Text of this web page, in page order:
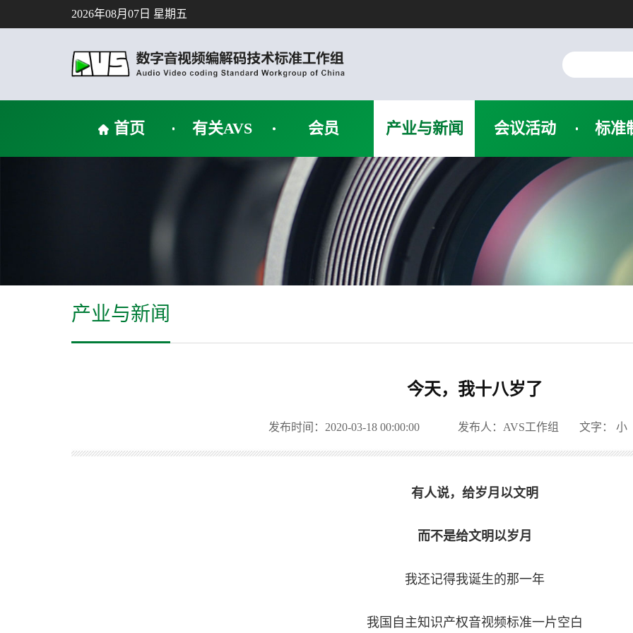
2026年08月07日 星期五
首页 有关AVS 会员 产业与新闻 会议活动 标准
产业与新闻
今天，我十八岁了
发布时间：2020-03-18 00:00:00 发布人：AVS工作组 文字： 小
有人说，给岁月以文明
而不是给文明以岁月
我还记得我诞生的那一年
我国自主知识产权音视频标准一片空白